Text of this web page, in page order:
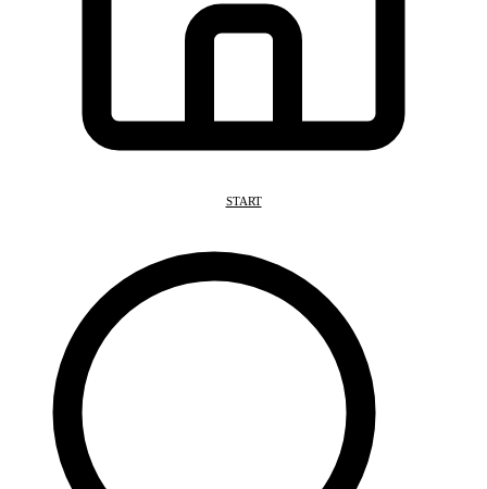
START